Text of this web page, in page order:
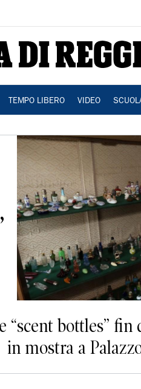
TEMPO LIBERO VIDEO
bottles” fin
mostra a